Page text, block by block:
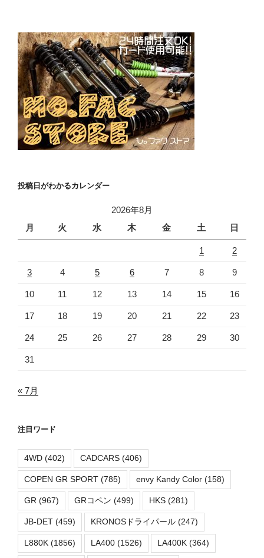
投稿日がわかるカレンダー
2026年8月
月
火 水 木 金 土 日
1 2
3 4 5 6 7 8 9
10 11 12 13 14 15 16
17 18 19 20 21 22 23
24 25 26 27 28 29 30
31
« 7月
注目ワード
4WD (402) CADCARS (406)
COPEN GR SPORT (785) envy Kandy Color (158)
GR (967) GRコペン (499) HKS (281)
JB-DET (459) KRONOSドライパール (247)
L880K (1856) LA400 (1526) LA400K (364)